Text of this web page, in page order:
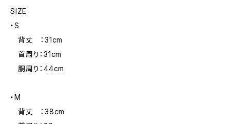
SIZE
・S
背丈 ：31cm
首周り：31cm
胴周り：44cm
・M
背丈 ：38cm